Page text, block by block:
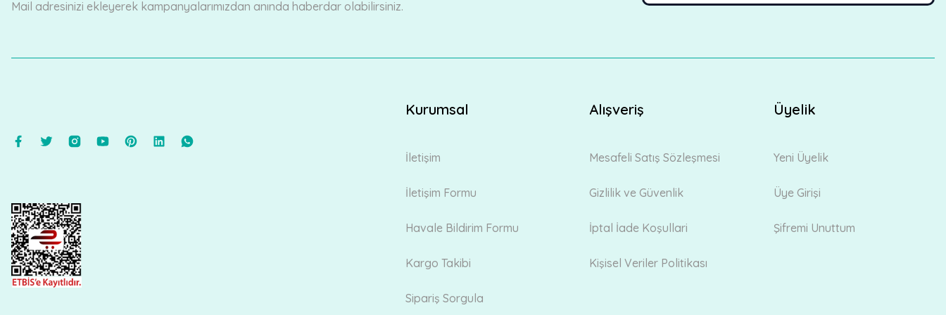
Ürün fiyatı diğer sitelerden daha pahalı.
Mail adresinizi ekleyerek kampanyalarımızdan anında haberdar olabilirsiniz.
Kurumsal
İletişim
İletişim Formu
Havale Bildirim Formu
Kargo Takibi
Sipariş Sorgula
Alışveriş
Mesafeli Satış Sözleşmesi
Gizlilik ve Güvenlik
İptal İade Koşullari
Kişisel Veriler Politikası
Üyelik
Yeni Üyelik
Üye Girişi
Şifremi Unuttum